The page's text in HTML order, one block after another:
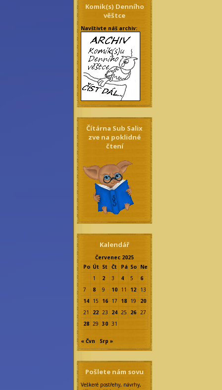
Komik(s) Denního
věštce
Navštivte náš archiv:
Čítárna Sub Salix
zve na poklidné
čtení
Kalendář
Červenec 2025
Po Út St Čt Pá So Ne
1
2 3 4 5
6
7
8 9 10 11 12
13
14 15 16 17 18 19
20
21
22 23 24 25 26 27
28 29 30 31
« Čvn Srp »
Pošlete nám sovu
Veškeré postřehy, návrhy,